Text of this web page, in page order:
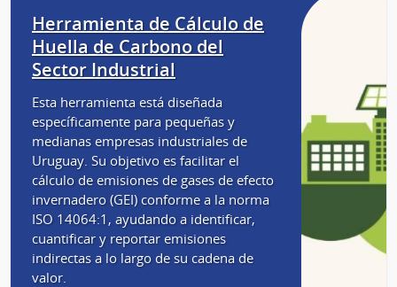
Herramienta de Cálculo de
Huella de Carbono del
Sector Industrial
Esta herramienta está diseñada
específicamente para pequeñas y
medianas empresas industriales de
Uruguay. Su objetivo es facilitar el
cálculo de emisiones de gases de efecto
invernadero (GEI) conforme a la norma
ISO 14064:1, ayudando a identificar,
cuantificar y reportar emisiones
indirectas a lo largo de su cadena de
valor.